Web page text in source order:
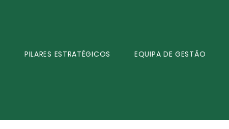
PILARES ESTRATÉGICOS EQUIPA DE GESTÃO